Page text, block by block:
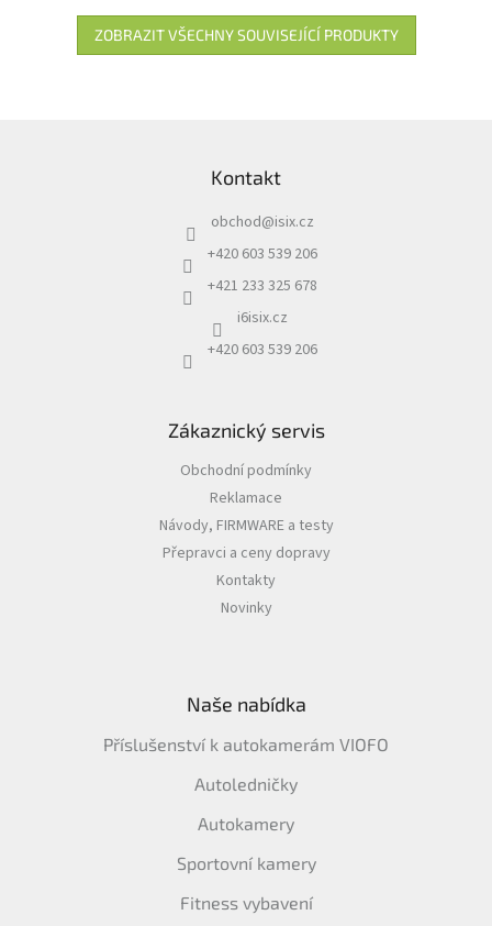
ZOBRAZIT VŠECHNY SOUVISEJÍCÍ PRODUKTY
Kontakt
obchod@isix.cz
+420 603 539 206
+421 233 325 678
i6isix.cz
+420 603 539 206
Zákaznický servis
Obchodní podmínky
Reklamace
Návody, FIRMWARE a testy
Přepravci a ceny dopravy
Kontakty
Novinky
Naše nabídka
Příslušenství k autokamerám VIOFO
Autoledničky
Autokamery
Sportovní kamery
Fitness vybavení